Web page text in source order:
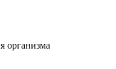
организма